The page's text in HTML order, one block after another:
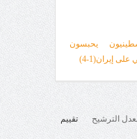
يحبسون
إيران(1-4)
تقييم